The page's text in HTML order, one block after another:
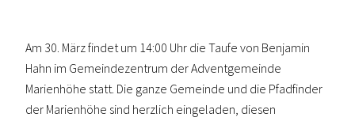
Am 30. März findet um 14:00 Uhr die Taufe von Benjamin
Hahn im Gemeindezentrum der Adventgemeinde
Marienhöhe statt. Die ganze Gemeinde und die Pfadfinder
der Marienhöhe sind herzlich eingeladen, diesen